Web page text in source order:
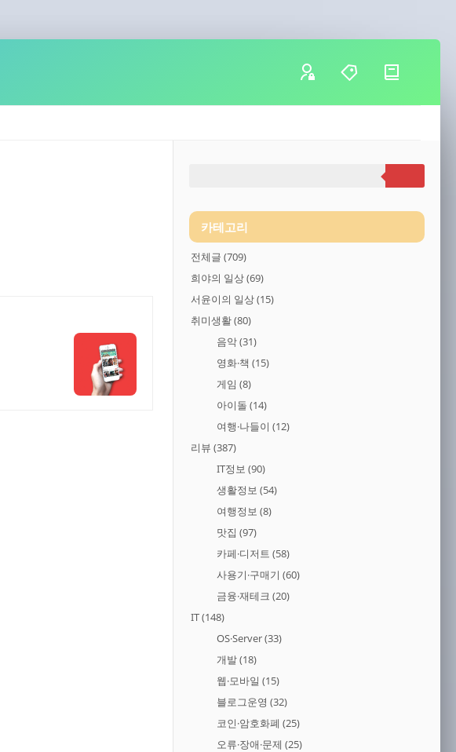
카테고리
전체글 (709)
희야의 일상(69)
서윤이의 일상(15)
취미생활(80)
음악(31)
영화·책 (15)
게임 (8)
아이돌 (14)
여행·나들이 (12)
리뷰 (387)
IT정보 (90)
생활정보 (54)
여행정보 (8)
맛집 (97)
카페·디저트 (58)
사용기·구매기 (60)
금융·재테크 (20)
IT(148)
OS·Server(33)
개발(18)
웹·모바일 (15)
블로그운영 (32)
코인·암호화폐 (25)
오류·장애·문제 (25)